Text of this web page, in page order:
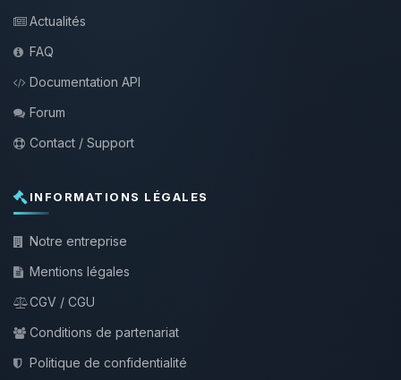
Actualités
FAQ
Documentation API
Forum
Contact / Support
INFORMATIONS LÉGALES
Notre entreprise
Mentions légales
CGV / CGU
Conditions de partenariat
Politique de confidentialité